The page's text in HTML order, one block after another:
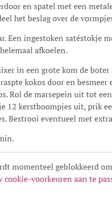
en spatel met een
het beslag over de
Een ingestoken satéstokje
afkoelen.
in een grote kom de
kokos door en besmeer
Rol de marsepein uit tot
12 kerstboompjes uit, prik
Bestrooi eventueel met
momenteel geblokkeerd
voorkeuren aan te